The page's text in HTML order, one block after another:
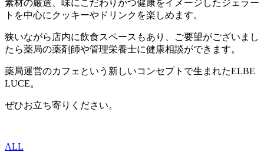
素材の厳選、味にこだわりかつ健康をイメージしたジェラー
トを中心にクッキーやドリンクを楽しめます。
狭いながら店内に飲食スペースもあり、ご要望がございまし
たら薬局の薬剤師や管理栄養士に健康相談ができます。
薬局運営のカフェという新しいコンセプトで生まれたELBE
LUCE。
ぜひお立ち寄りください。
ALL